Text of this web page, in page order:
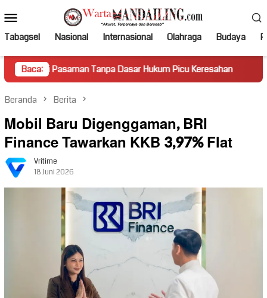
ke
kontenMobile
Tabagsel Nasional Internasional Olahraga Budaya
Baca:Tanpa Dasar Hukum Picu Keresahan Truk Miring
Beranda Berita
Mobil Baru Digenggaman, BRI
Finance Tawarkan KKB 3,97% Flat
Vritime
18 Juni 2026